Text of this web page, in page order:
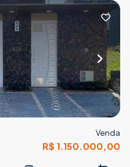
Venda
R$ 1.150.000,00